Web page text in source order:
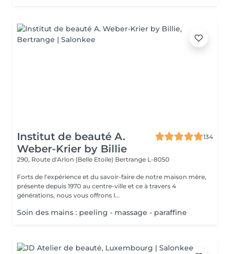
Institut de beauté A.
Weber-Krier by Billie
134
290, Route d'Arlon (Belle Etoile) Bertrange L-8050
Forts de l'expérience et du savoir-faire de notre maison mère,
présente depuis 1970 au centre-ville et ce à travers 4
générations, nous vous offrons l...
Soin des mains : peeling - massage - paraffine